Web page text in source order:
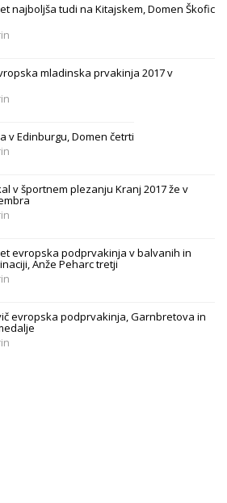
najboljša tudi na Kitajskem, Domen Škofic
mladinska prvakinja 2017 v
v Edinburgu, Domen četrti
v športnem plezanju Kranj 2017 že v
evropska podprvakinja v balvanih in
Anže Peharc tretji
evropska podprvakinja, Garnbretova in